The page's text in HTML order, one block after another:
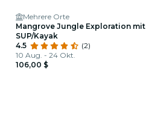
Mehrere Orte
Mangrove Jungle Exploration mit
SUP/Kayak
4.5
(2)
10 Aug. - 24 Okt.
106,00 $